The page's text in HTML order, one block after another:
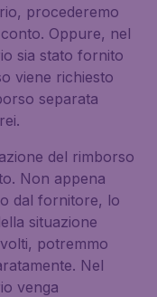
procederemo
Oppure, nel
sia stato fornito
viene richiesto
separata
del rimborso
Non appena
dal fornitore, lo
situazione
potremmo
Nel
venga